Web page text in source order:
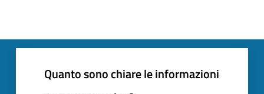
Quanto sono chiare le informazioni